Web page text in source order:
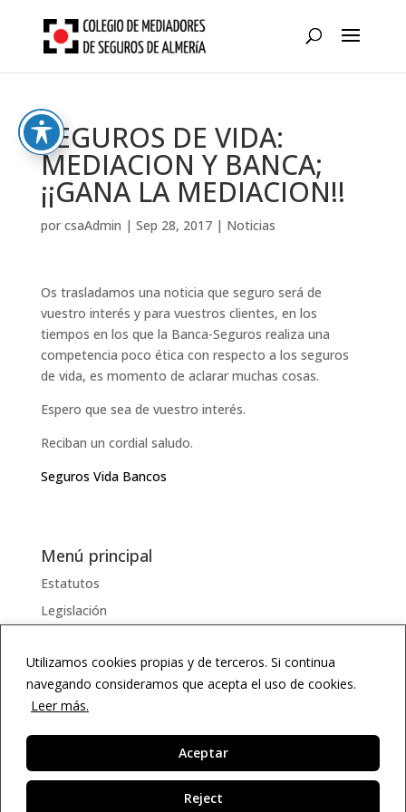
content
Utilizamos cookies propias y de terceros. Si continua
navegando consideramos que acepta el uso de cookies.
Leer más.
Reject
Aceptar
SEGUROS DE VIDA:
MEDIACION Y BANCA;
¡¡GANA LA MEDIACION!!
por csaAdmin | Sep 28, 2017| Noticias
Os trasladamos una noticia que seguro será de
vuestro interés y para vuestros clientes, en los
tiempos en los que la Banca-Seguros realiza una
competencia poco ética con respecto a los seguros
de vida, es momento de aclarar muchas cosas.
Espero que sea de vuestro interés.
Reciban un cordial saludo.
Seguros Vida Bancos
Menú principal
Estatutos
Legislación
Documentos
Enlaces